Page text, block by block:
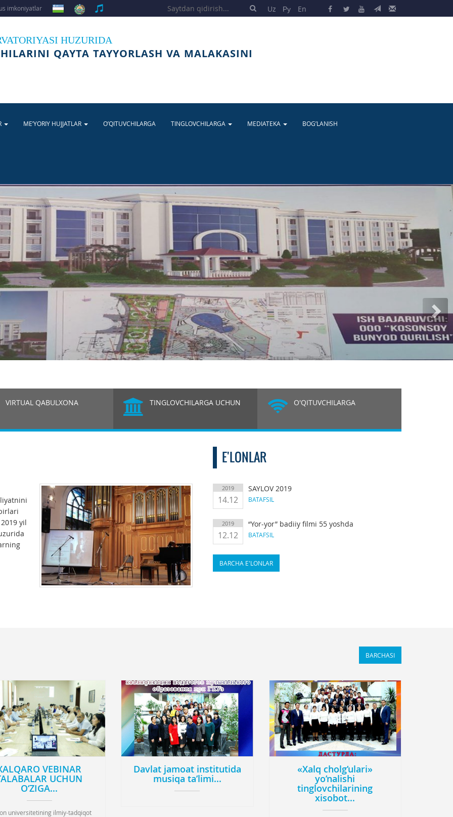
Uz Ру En
imkoniyatlar
HUZURIDA
QAYTA TAYYORLASH VA MALAKASINI
ME’YORIY HUJJATLAR O’QITUVCHILARGA TINGLOVCHILARGA MEDIATEKA BOG’LANISH
VIRTUAL QABULXONA TINGLOVCHILARGA UCHUN O'QITUVCHILARGA
yil
E'LONLAR
2019
14.12
SAYLOV 2019
BATAFSIL
2019
12.12
“Yor-yor” badiiy filmi 55 yoshda
BATAFSIL
BARCHA E'LONLAR
BARCHASI
VEBINAR
UCHUN
O‘ZIGA...
universitetining ilmiy-tadqiqot
Davlat jamoat institutida
musiqa ta’limi...
«Xalq cholg’ulari»
yo’nalishi
tinglovchilarining
xisobot...